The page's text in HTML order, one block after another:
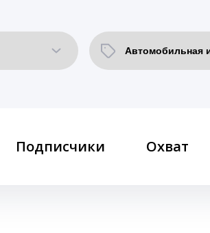
Подписчики Охват